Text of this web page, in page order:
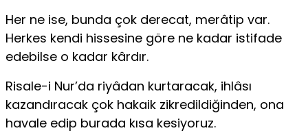
Her ne ise, bunda çok derecat, merâtip var.
Herkes kendi hissesine göre ne kadar istifade
edebilse o kadar kârdır.
Risale-i Nur’da riyâdan kurtaracak, ihlâsı
kazandıracak çok hakaik zikredildiğinden, ona
havale edip burada kısa kesiyoruz.